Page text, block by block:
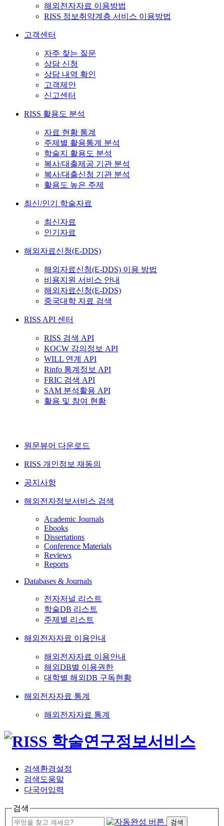
해외전자자료 이용방법
RISS 정보취약계층 서비스 이용방법
고객센터
자주 찾는 질문
상담 신청
상담 내역 확인
고객제안
신고센터
RISS 활용도 분석
자료 현황 통계
주제별 활용통계 분석
학술지 활용도 분석
복사/대출제공 기관 분석
복사/대출신청 기관 분석
활용도 높은 주제
최신/인기 학술자료
최신자료
인기자료
해외자료신청(E-DDS)
해외자료신청(E-DDS) 이용 방법
비용지원 서비스 안내
해외자료신청(E-DDS)
중국대학 자료 검색
RISS API 센터
RISS 검색 API
KOCW 강의정보 API
WILL 연계 API
Rinfo 통계정보 API
FRIC 검색 API
SAM 분석활용 API
활용 및 참여 현황
원문뷰어 다운로드
RISS 개인정보 재동의
공지사항
해외전자정보서비스 검색
Academic Journals
Ebooks
Dissertations
Conference Materials
Reviews
Reports
Databases & Journals
전자저널 리스트
학술DB 리스트
주제별 리스트
해외전자자료 이용안내
해외전자자료 이용안내
해외DB별 이용권한
대학별 해외DB 구독현황
해외전자자료 통계
해외전자자료 통계
검색환경설정
검색도움말
다국어입력
검색
검색